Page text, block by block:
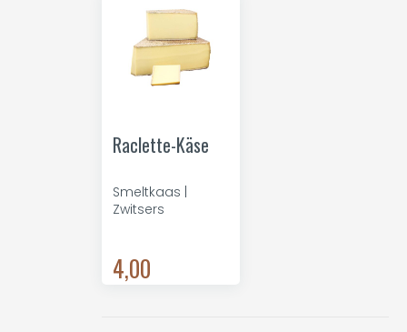
Raclette-Käse
Smeltkaas |
Zwitsers
4,00